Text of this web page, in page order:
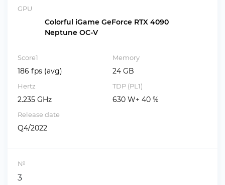
GPU
Colorful iGame GeForce RTX 4090
Neptune OC-V
Score1
186 fps (avg)
Memory
24 GB
Hertz
2.235 GHz
TDP (PL1)
630 W+ 40 %
Release date
Q4/2022
№
3